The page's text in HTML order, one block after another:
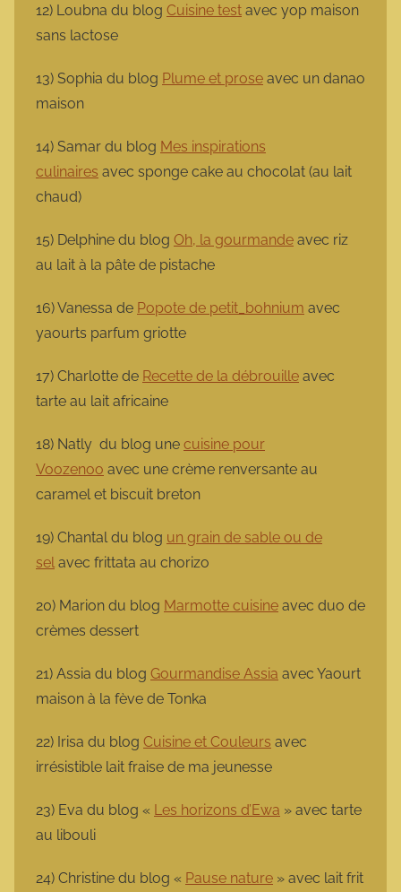
12) Loubna du blog Cuisine test avec yop maison
sans lactose
13) Sophia du blog Plume et prose avec un danao
maison
14) Samar du blog Mes inspirations
culinaires avec sponge cake au chocolat (au lait
chaud)
15) Delphine du blog Oh, la gourmande avec riz
au lait à la pâte de pistache
16) Vanessa de Popote de petit_bohnium avec
yaourts parfum griotte
17) Charlotte de Recette de la débrouille avec
tarte au lait africaine
18) Natly du blog une cuisine pour
Voozenoo avec une crème renversante au
caramel et biscuit breton
19) Chantal du blog un grain de sable ou de
sel avec frittata au chorizo
20) Marion du blog Marmotte cuisine avec duo de
crèmes dessert
21) Assia du blog Gourmandise Assia avec Yaourt
maison à la fève de Tonka
22) Irisa du blog Cuisine et Couleurs avec
irrésistible lait fraise de ma jeunesse
23) Eva du blog « Les horizons d’Ewa » avec tarte
au libouli
24) Christine du blog « Pause nature » avec lait frit